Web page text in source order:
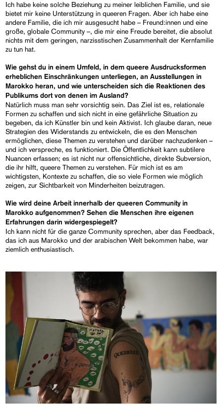
Ich habe keine solche Beziehung zu meiner leiblichen Familie, und sie
bietet mir keine Unterstützung in queeren Fragen. Aber ich habe eine
andere Familie, die ich mir ausgesucht habe – Freund:innen und eine
große, globale Community –, die mir eine Freude bereitet, die absolut
nichts mit dem geringen, narzisstischen Zusammenhalt der Kernfamilie
zu tun hat.
Wie gehst du in einem Umfeld, in dem queere Ausdrucksformen
erheblichen Einschränkungen unterliegen, an Ausstellungen in
Marokko heran, und wie unterscheiden sich die Reaktionen des
Publikums dort von denen im Ausland?
Natürlich muss man sehr vorsichtig sein. Das Ziel ist es, relationale
Formen zu schaffen und sich nicht in eine gefährliche Situation zu
begeben, da ich Künstler bin und kein Aktivist. Ich glaube daran, neue
Strategien des Widerstands zu entwickeln, die es den Menschen
ermöglichen, diese Themen zu verstehen und darüber nachzudenken –
und ich verspreche, es funktioniert. Die Öffentlichkeit kann subtilere
Nuancen erfassen; es ist nicht nur offensichtliche, direkte Subversion,
die ihr hilft, queere Themen zu verstehen. Für mich ist es am
wichtigsten, Kontexte zu schaffen, die so viele Formen wie möglich
zeigen, zur Sichtbarkeit von Minderheiten beizutragen.
Wie wird deine Arbeit innerhalb der queeren Community in
Marokko aufgenommen? Sehen die Menschen ihre eigenen
Erfahrungen darin widergespiegelt?
Ich kann nicht für die ganze Community sprechen, aber das Feedback,
das ich aus Marokko und der arabischen Welt bekommen habe, war
ziemlich enthusiastisch.